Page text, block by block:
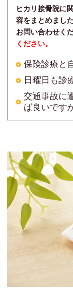
ヒカリ接骨院に
容をまとめまし
お問い合わせく
ください。
保険診療と
日曜日も診
交通事故に
ば良いです